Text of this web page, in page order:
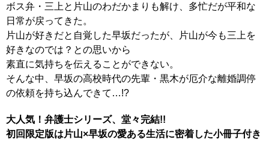
ボス弁・三上と片山のわだかまりも解け、多忙だが平和な
日常が戻ってきた。
片山が好きだと自覚した早坂だったが、片山が今も三上を
好きなのでは？との思いから
素直に気持ちを伝えることができない。
そんな中、早坂の高校時代の先輩・黒木が厄介な離婚調停
の依頼を持ち込んできて…!?
大人気！弁護士シリーズ、堂々完結!!
初回限定版は片山×早坂の愛ある生活に密着した小冊子付き